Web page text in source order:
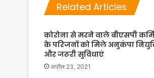
Related Articles
कोरोना से मरने वाले बीएसपी
के परिजनों को मिले अनुकंपा
और जरूरी सुविधाएं
अप्रैल 23, 2021